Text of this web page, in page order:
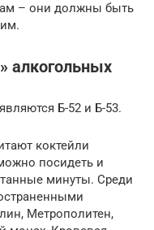
– они должны быть
алкогольных
Б-52 и Б-53.
коктейли
посидеть и
минуты. Среди
Метрополитен,